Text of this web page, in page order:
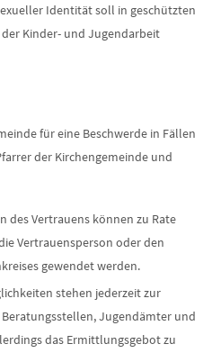
Identität soll in geschützten
Kinder- und Jugendarbeit
für eine Beschwerde in Fällen
der Kirchengemeinde und
des Vertrauens können zu Rate
Vertrauensperson oder den
gewendet werden.
stehen jederzeit zur
Jugendämter und
das Ermittlungsgebot zu